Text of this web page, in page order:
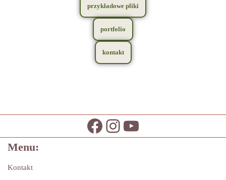
przykładowe pliki
portfolio
kontakt
Menu:
Kontakt